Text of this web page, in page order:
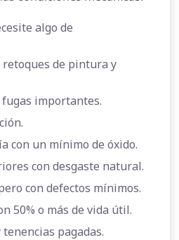
algo de
de pintura y
importantes.
con un mínimo de óxido.
con desgaste natural.
con defectos mínimos.
50% o más de vida útil.
pagadas.